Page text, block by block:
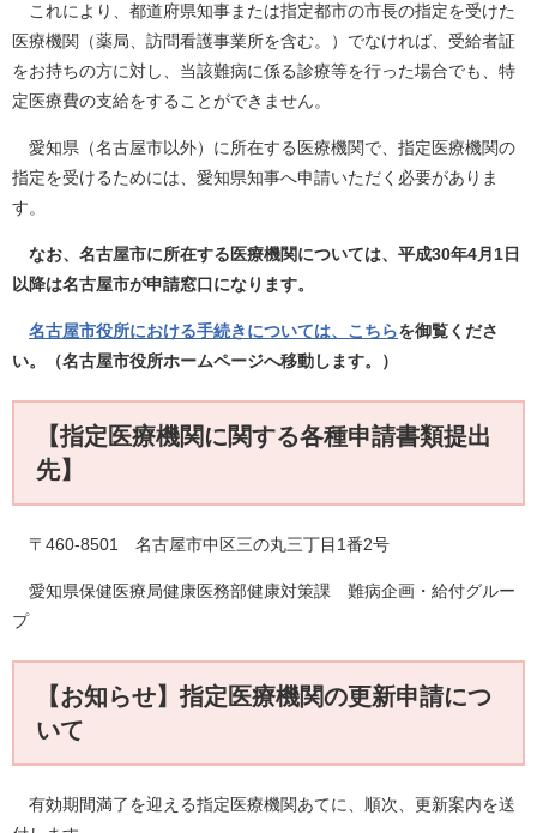
これにより、都道府県知事または指定都市の市長の指定を受けた
医療機関（薬局、訪問看護事業所を含む。）でなければ、受給者証
をお持ちの方に対し、当該難病に係る診療等を行った場合でも、特
定医療費の支給をすることができません。
愛知県（名古屋市以外）に所在する医療機関で、指定医療機関の
指定を受けるためには、愛知県知事へ申請いただく必要がありま
す。
なお、名古屋市に所在する医療機関については、平成30年4月1日
以降は名古屋市が申請窓口になります。
名古屋市役所における手続きについては、こちらを御覧くださ
い。（名古屋市役所ホームページへ移動します。）
【指定医療機関に関する各種申請書類提出
先】
〒460-8501 名古屋市中区三の丸三丁目1番2号
愛知県保健医療局健康医務部健康対策課 難病企画・給付グルー
プ
【お知らせ】指定医療機関の更新申請につ
いて
有効期間満了を迎える指定医療機関あてに、順次、更新案内を送